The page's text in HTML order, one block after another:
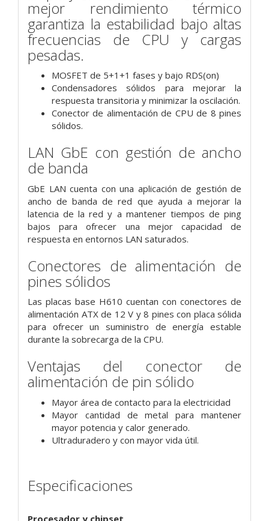
mejor rendimiento térmico
garantiza la estabilidad bajo altas
frecuencias de CPU y cargas
pesadas.
MOSFET de 5+1+1 fases y bajo RDS(on)
Condensadores sólidos para mejorar la
respuesta transitoria y minimizar la oscilación.
Conector de alimentación de CPU de 8 pines
sólidos.
LAN GbE con gestión de ancho
de banda
GbE LAN cuenta con una aplicación de gestión de
ancho de banda de red que ayuda a mejorar la
latencia de la red y a mantener tiempos de ping
bajos para ofrecer una mejor capacidad de
respuesta en entornos LAN saturados.
Conectores de alimentación de
pines sólidos
Las placas base H610 cuentan con conectores de
alimentación ATX de 12 V y 8 pines con placa sólida
para ofrecer un suministro de energía estable
durante la sobrecarga de la CPU.
Ventajas del conector de
alimentación de pin sólido
Mayor área de contacto para la electricidad
Mayor cantidad de metal para mantener
mayor potencia y calor generado.
Ultraduradero y con mayor vida útil.
Especificaciones
Procesador y chipset